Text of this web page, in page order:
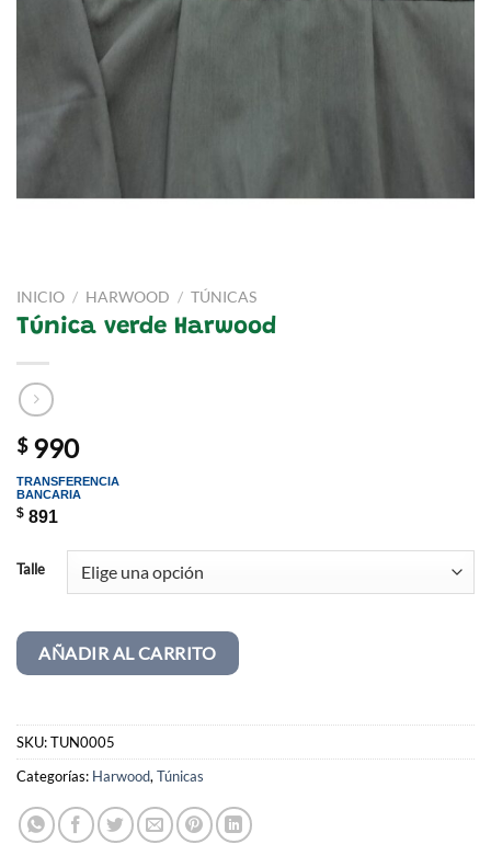
INICIO / HARWOOD / TÚNICAS
Túnica verde Harwood
$990
TRANSFERENCIA
BANCARIA
$ 891
Talle
AÑADIR AL CARRITO
SKU:TUN0005
Categorías: Harwood, Túnicas